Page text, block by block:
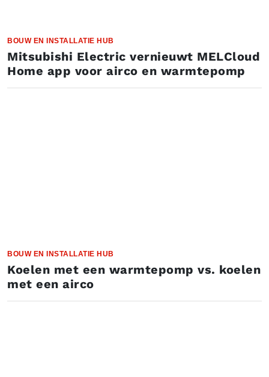
BOUW EN INSTALLATIE HUB
Mitsubishi Electric vernieuwt MELCloud
Home app voor airco en warmtepomp
BOUW EN INSTALLATIE HUB
Koelen met een warmtepomp vs. koelen
met een airco